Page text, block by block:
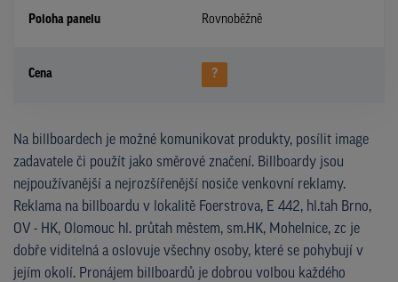
Poloha panelu Rovnoběžně
Cena ?
Na billboardech je možné komunikovat produkty, posílit image
zadavatele či použít jako směrové značení. Billboardy jsou
nejpoužívanější a nejrozšířenější nosiče venkovní reklamy.
Reklama na billboardu v lokalitě Foerstrova, E 442, hl.tah Brno,
OV - HK, Olomouc hl. průtah městem, sm.HK, Mohelnice, zc je
dobře viditelná a oslovuje všechny osoby, které se pohybují v
jejím okolí. Pronájem billboardů je dobrou volbou každého